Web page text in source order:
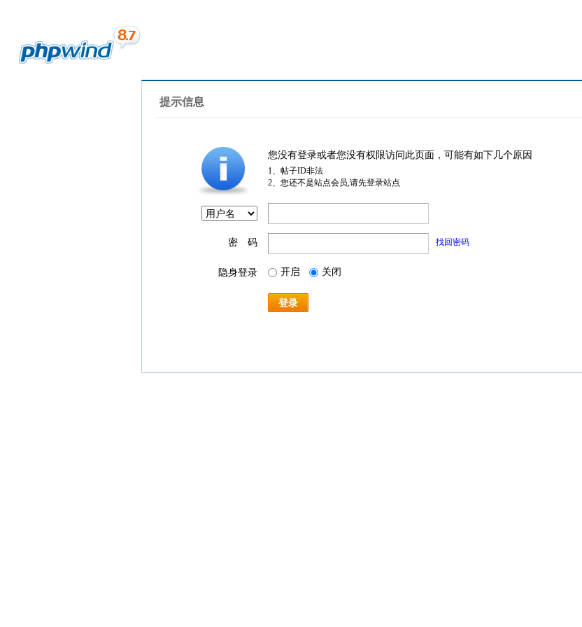
提示信息
您没有登录或者您没有权限访问此页面，可能有如下几个原因
1、帖子ID非法
2、您还不是站点会员,请先登录站点
密 码 找回密码
隐身登录 开启 关闭
登录